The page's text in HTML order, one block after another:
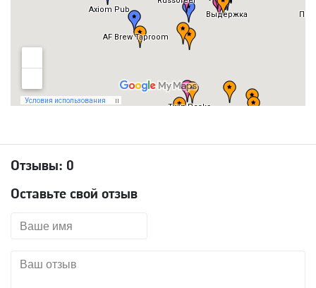
Отзывы: 0
Оставьте свой отзыв